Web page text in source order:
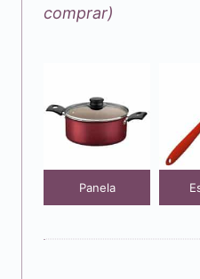
comprar)
Panela